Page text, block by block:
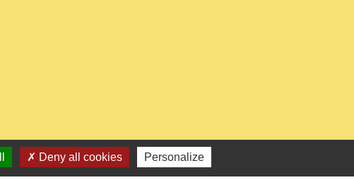
Deny all cookies Personalize